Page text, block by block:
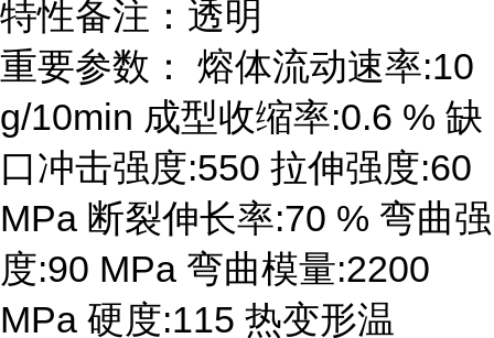
特性备注：透明
重要参数： 熔体流动速率:10
g/10min 成型收缩率:0.6 % 缺
口冲击强度:550 拉伸强度:60
MPa 断裂伸长率:70 % 弯曲强
度:90 MPa 弯曲模量:2200
MPa 硬度:115 热变形温